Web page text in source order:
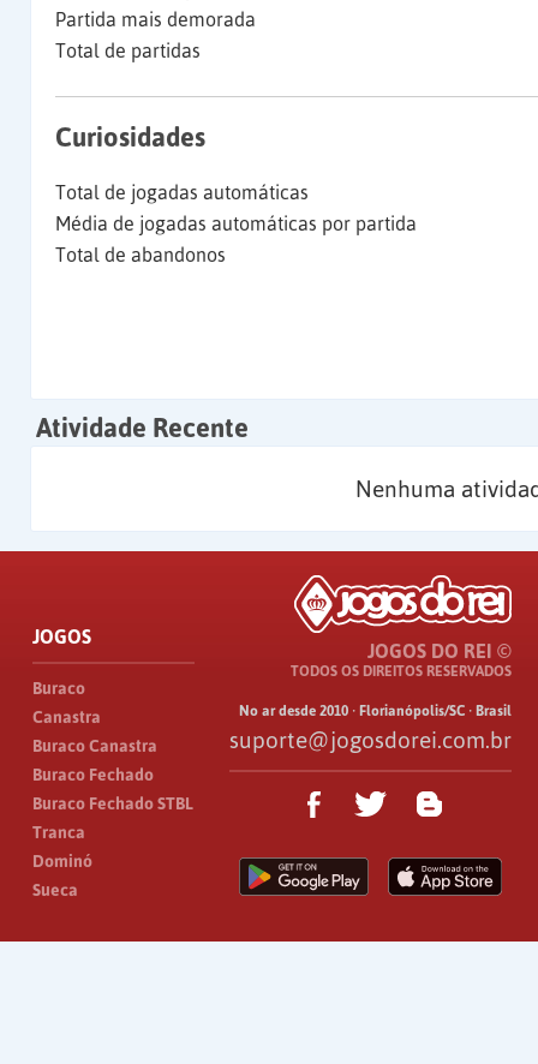
Partida mais demorada
Total de partidas
Curiosidades
Total de jogadas automáticas
Média de jogadas automáticas por partida
Total de abandonos
Atividade Recente
Nenhuma
JOGOS
Buraco
Canastra
Buraco Canastra
Buraco Fechado
Buraco Fechado STBL
Tranca
Dominó
Sueca
JOGOS DO REI ©
TODOS OS DIREITOS RESERVADOS
No ar desde 2010 · Florianópolis/SC · Brasil
suporte@jogosdorei.com.br